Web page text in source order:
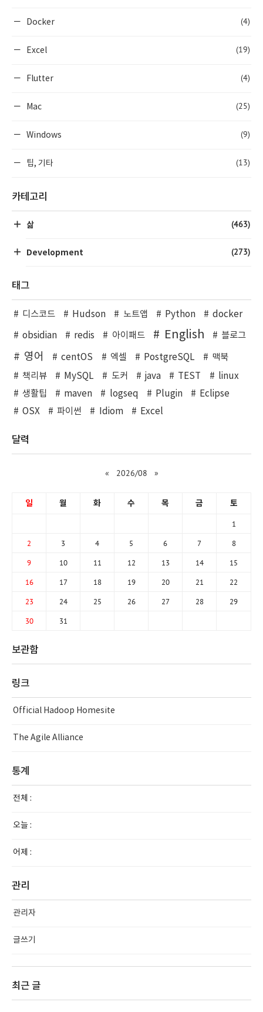
Docker (4)
Excel (19)
Flutter (4)
Mac (25)
Windows (9)
팁, 기타 (13)
카테고리
삶 (463)
Development (273)
태그
디스코드 Hudson 노트앱 Python docker
obsidian redis 아이패드 English 블로그
영어 centOS 엑셀 PostgreSQL
맥북
책리뷰
MySQL 도커 java TEST
linux
생활팁
maven logseq Plugin
Eclipse
OSX
파이썬 Idiom Excel
달력
« 2026/08 »
일 월 화 수 목 금 토
1
2 3 4 5 6 7 8
9 10 11 12 13 14 15
16 17 18 19 20 21 22
23 24 25 26 27 28 29
30 31
보관함
링크
Official Hadoop Homesite
The Agile Alliance
통계
전체 :
오늘 :
어제 :
관리
관리자
글쓰기
최근 글